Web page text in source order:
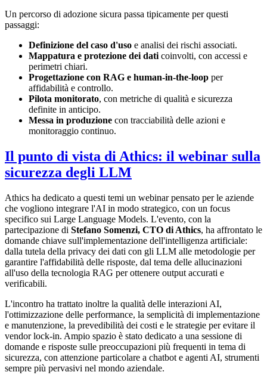
Un percorso di adozione sicura passa tipicamente per questi
passaggi:
Definizione del caso d'uso e analisi dei rischi associati.
Mappatura e protezione dei dati coinvolti, con accessi e
perimetri chiari.
Progettazione con RAG e human-in-the-loop per
affidabilità e controllo.
Pilota monitorato, con metriche di qualità e sicurezza
definite in anticipo.
Messa in produzione con tracciabilità delle azioni e
monitoraggio continuo.
Il punto di vista di Athics: il webinar sulla
sicurezza degli LLM
Athics ha dedicato a questi temi un webinar pensato per le aziende
che vogliono integrare l'AI in modo strategico, con un focus
specifico sui Large Language Models. L'evento, con la
partecipazione di Stefano Somenzi, CTO di Athics, ha affrontato le
domande chiave sull'implementazione dell'intelligenza artificiale:
dalla tutela della privacy dei dati con gli LLM alle metodologie per
garantire l'affidabilità delle risposte, dal tema delle allucinazioni
all'uso della tecnologia RAG per ottenere output accurati e
verificabili.
L'incontro ha trattato inoltre la qualità delle interazioni AI,
l'ottimizzazione delle performance, la semplicità di implementazione
e manutenzione, la prevedibilità dei costi e le strategie per evitare il
vendor lock-in. Ampio spazio è stato dedicato a una sessione di
domande e risposte sulle preoccupazioni più frequenti in tema di
sicurezza, con attenzione particolare a chatbot e agenti AI, strumenti
sempre più pervasivi nel mondo aziendale.